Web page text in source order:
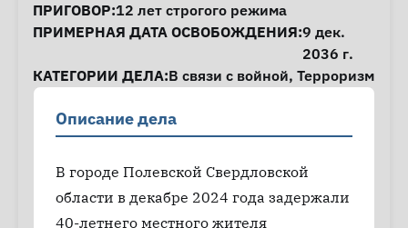
ПРИГОВОР:12 лет строгого режима
ПРИМЕРНАЯ ДАТА ОСВОБОЖДЕНИЯ:9 дек.
2036 г.
КАТЕГОРИИ ДЕЛА:В связи с войной, Терроризм
Описание дела
В городе Полевской Свердловской
области в декабре 2024 года задержали
40-летнего местного жителя